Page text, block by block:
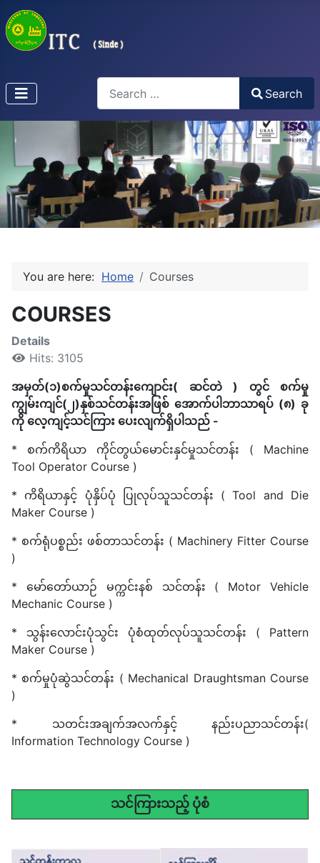
Type 2 or more characters for results.
Search
You are here: Home Courses
COURSES
Details
Hits: 3105
အမှတ်(၁)စက်မှုသင်တန်းကျောင်း( ဆင်တဲ ) တွင် စက်မှု
ကျွမ်းကျင်(၂)နှစ်သင်တန်းအဖြစ် အောက်ပါဘာသာရပ် (၈) ခု
ကို လေ့ကျင့်သင်ကြား ပေးလျက်ရှိပါသည် -
* စက်ကိရိယာ ကိုင်တွယ်မောင်းနှင်မှုသင်တန်း ( Machine
Tool Operator Course )
* ကိရိယာနှင့် ပုံနှိပ်ပုံ ပြုလုပ်သူသင်တန်း ( Tool and Die
Maker Course )
* စက်ရုံပစ္စည်း ဖစ်တာသင်တန်း ( Machinery Fitter Course
)
* မော်တော်ယာဉ် မက္ကင်းနစ် သင်တန်း ( Motor Vehicle
Mechanic Course )
* သွန်းလောင်းပုံသွင်း ပုံစံထုတ်လုပ်သူသင်တန်း ( Pattern
Maker Course )
* စက်မှုပုံဆွဲသင်တန်း ( Mechanical Draughtsman Course
)
* သတင်းအချက်အလက်နှင့် နည်းပညာသင်တန်း(
Information Technology Course )
သင်ကြားသည့် ပုံစံ